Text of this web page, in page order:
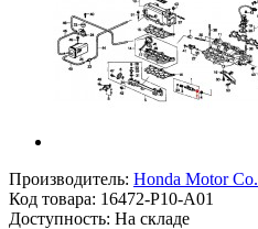
Производитель: Honda Motor Co.
Код товара: 16472-P10-A01
Доступность: На складе